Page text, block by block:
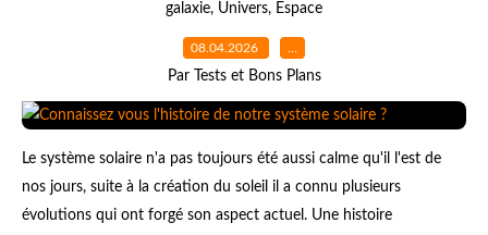
galaxie, Univers, Espace
08.04.2026 …
Par Tests et Bons Plans
Le système solaire n'a pas toujours été aussi calme qu'il l'est de
nos jours, suite à la création du soleil il a connu plusieurs
évolutions qui ont forgé son aspect actuel. Une histoire